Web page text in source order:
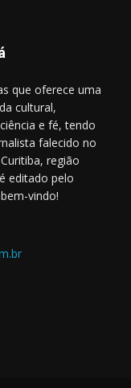
que oferece uma
cultural,
e fé, tendo
falecido no
região
editado pelo
vindo!